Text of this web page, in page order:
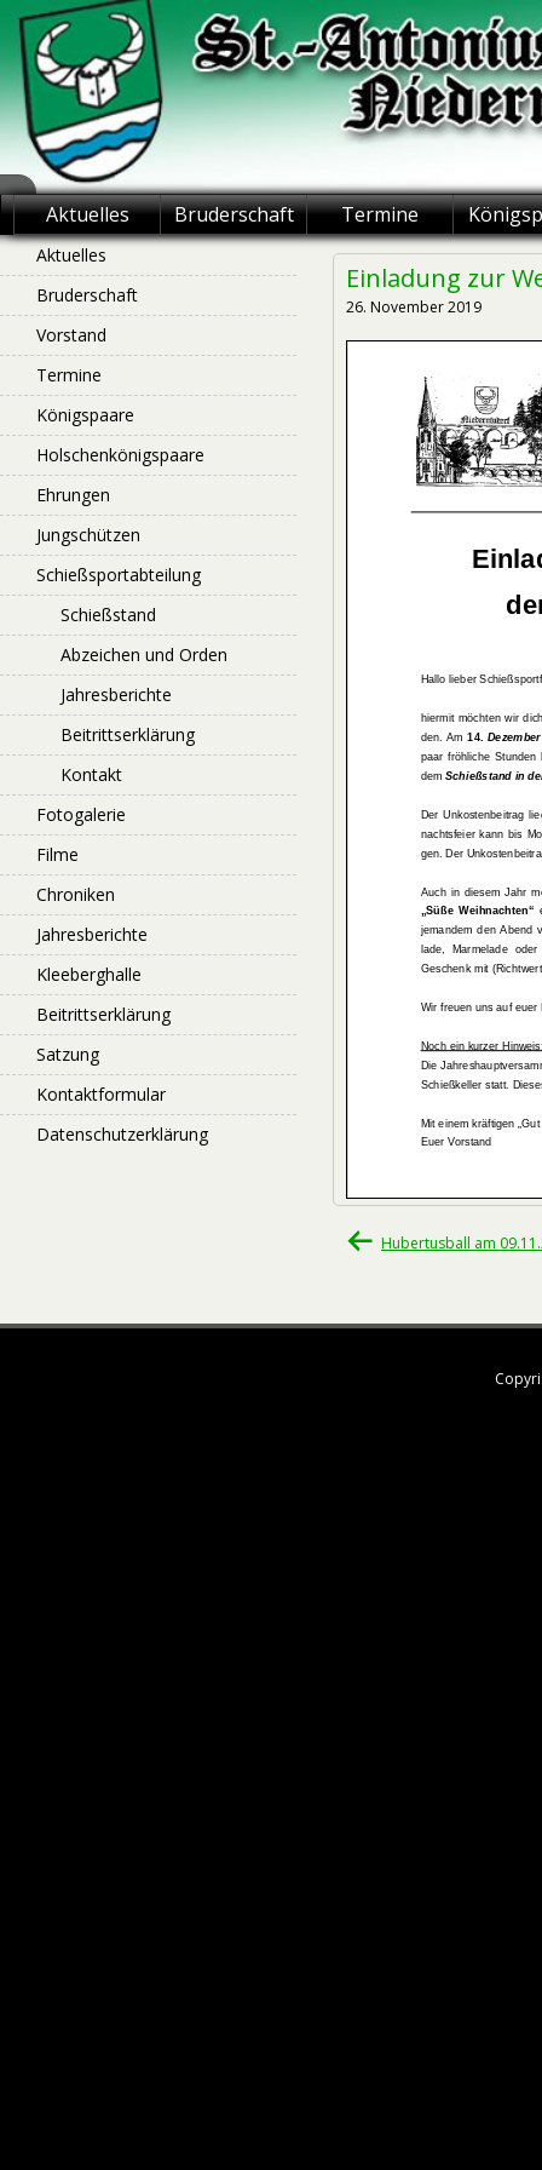
Skip
content
St.-Antonius
Schützenbruderschaft
Niederntudorf
Aktuelles Bruderschaft Termine
Einladung zur
26. November 2019
Hubertusball am
Aktuelles
Bruderschaft
Vorstand
Termine
Königspaare
Holschenkönigspaare
Ehrungen
Jungschützen
Schießsportabteilung
Schießstand
Abzeichen und Orden
Jahresberichte
Beitrittserklärung
Kontakt
Fotogalerie
Filme
Chroniken
Jahresberichte
Kleeberghalle
Beitrittserklärung
Satzung
Kontaktformular
Datenschutzerklärung